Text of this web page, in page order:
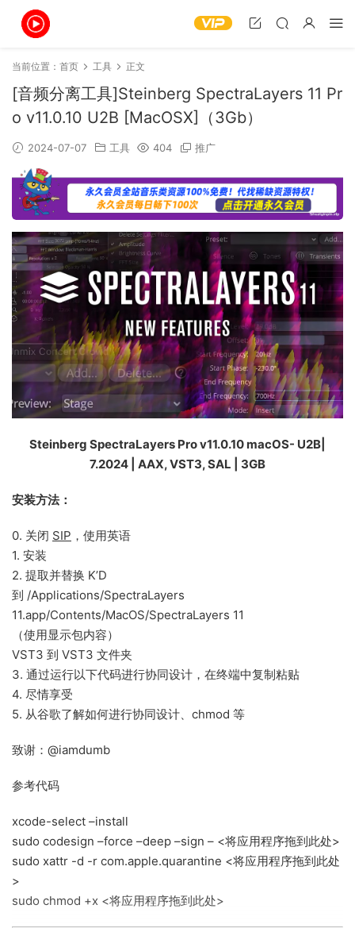
当前位置： 首页 工具 正文
[音频分离工具]Steinberg SpectraLayers 11 Pr
o v11.0.10 U2B [MacOSX]（3Gb）
2024-07-07 工具 404 推广
Steinberg SpectraLayers Pro v11.0.10 macOS- U2B|
7.2024 | AAX, VST3, SAL | 3GB
安装方法：
0. 关闭 SIP ，使用英语
1. 安装
2. 提取并替换 K’D
到 /Applications/SpectraLayers
11.app/Contents/MacOS/SpectraLayers 11
（使用显示包内容）
VST3 到 VST3 文件夹
3. 通过运行以下代码进行协同设计，在终端中复制粘贴
4. 尽情享受
5. 从谷歌了解如何进行协同设计、chmod 等
致谢：@iamdumb
参考代码
xcode-select –install
sudo codesign –force –deep –sign – <将应用程序拖到此处>
sudo xattr -d -r com.apple.quarantine <将应用程序拖到此处
>
sudo chmod +x <将应用程序拖到此处>